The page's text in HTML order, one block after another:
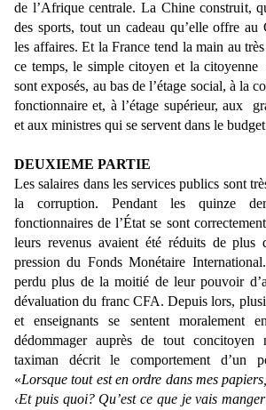
de l’Afrique centrale. La Chine construit,
des sports, tout un cadeau qu’elle offre au
les affaires. Et la France tend la main au
ce temps, le simple citoyen et la
sont exposés, au bas de l’étage social, à la
fonctionnaire et, à l’étage supérieur, aux
et aux ministres qui se servent dans le
DEUXIEME PARTIE
Les salaires dans les services publics sont
la corruption. Pendant les quinze
fonctionnaires de l’État se sont
leurs revenus avaient été réduits de plus
pression du Fonds Monétaire
perdu plus de la moitié de leur pouvoir
dévaluation du franc CFA. Depuis lors,
et enseignants se sentent moralement
dédommager auprès de tout concitoyen
taximan décrit le comportement d’un
«Lorsque tout est en ordre dans mes
‹Et puis quoi? Qu’est ce que je vais